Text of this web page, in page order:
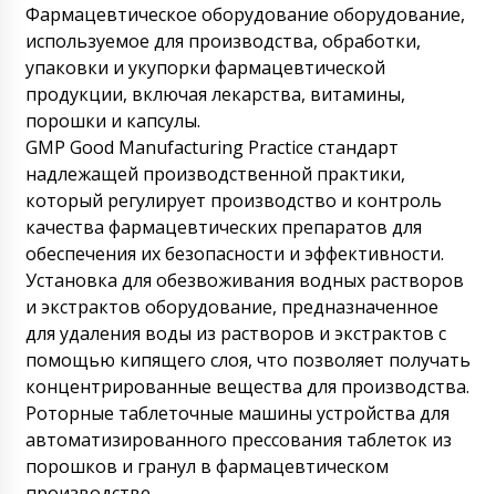
Фармацевтическое оборудование оборудование,
используемое для производства, обработки,
упаковки и укупорки фармацевтической
продукции, включая лекарства, витамины,
порошки и капсулы.
GMP Good Manufacturing Practice стандарт
надлежащей производственной практики,
который регулирует производство и контроль
качества фармацевтических препаратов для
обеспечения их безопасности и эффективности.
Установка для обезвоживания водных растворов
и экстрактов оборудование, предназначенное
для удаления воды из растворов и экстрактов с
помощью кипящего слоя, что позволяет получать
концентрированные вещества для производства.
Роторные таблеточные машины устройства для
автоматизированного прессования таблеток из
порошков и гранул в фармацевтическом